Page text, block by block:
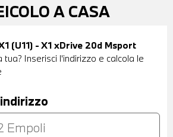
A CASA
(U11) - X1 xDrive 20d Msport
Inserisci l'indirizzo e calcola le